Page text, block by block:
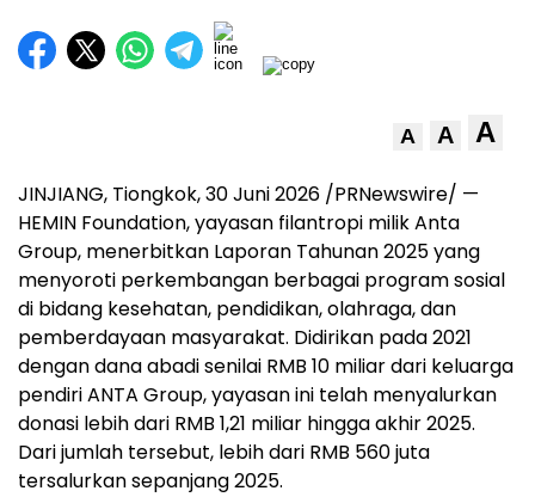
A A A
JINJIANG, Tiongkok, 30 Juni 2026 /PRNewswire/ —
HEMIN Foundation, yayasan filantropi milik Anta
Group, menerbitkan Laporan Tahunan 2025 yang
menyoroti perkembangan berbagai program sosial
di bidang kesehatan, pendidikan, olahraga, dan
pemberdayaan masyarakat. Didirikan pada 2021
dengan dana abadi senilai RMB 10 miliar dari keluarga
pendiri ANTA Group, yayasan ini telah menyalurkan
donasi lebih dari RMB 1,21 miliar hingga akhir 2025.
Dari jumlah tersebut, lebih dari RMB 560 juta
tersalurkan sepanjang 2025.